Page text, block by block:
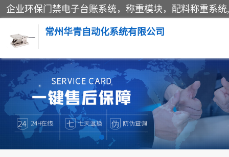
常州华青自动化系统有限公司
称重模块
手工配料系统
自动化配料系统